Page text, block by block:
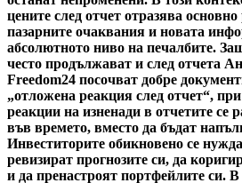
цените след отчет отразява
пазарните очаквания и новата
абсолютното ниво на печалбите.
често продължават и след отчета
Freedom24 посочват добре
„отложена реакция след отчет“,
реакции на изненади в отчетите се
във времето, вместо да бъдат
Инвеститорите обикновено се
ревизират прогнозите си, да
и да пренастроят портфейлите си. В